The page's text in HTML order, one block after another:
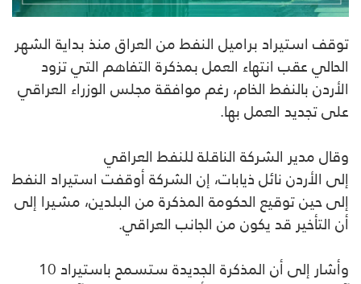
توقف استيراد براميل النفط من العراق منذ بداية الشهر
الحالي عقب انتهاء العمل بمذكرة التفاهم التي تزود
الأردن بالنفط الخام، رغم موافقة مجلس الوزراء العراقي
على تجديد العمل بها.
وقال مدير الشركة الناقلة للنفط العراقي
إلى الأردن نائل ذيابات، إن الشركة أوقفت استيراد النفط
إلى حين توقيع الحكومة المذكرة من البلدين، مشيرا إلى
أن التأخير قد يكون من الجانب العراقي.
وأشار إلى أن المذكرة الجديدة ستسمح باستيراد 10